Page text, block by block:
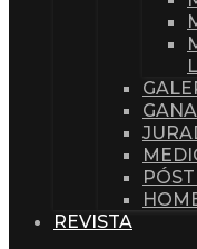
REVISTA